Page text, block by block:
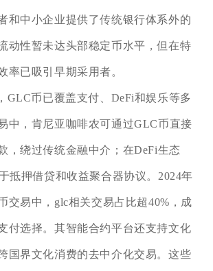
和中小企业提供了传统银行体系外的
动性暂未达头部稳定币水平，但在特
率已吸引早期采用者。
GLC币已覆盖支付、DeFi和娱乐等多
中，肯尼亚咖啡农可通过GLC币直接
，绕过传统金融中介；在DeFi生态
抵押借贷和收益聚合器协议。2024年
交易中，glc相关交易占比超40%，成
付选择。其智能合约平台还支持文化
国界文化消费的去中介化交易。这些